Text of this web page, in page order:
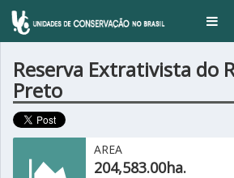
Reserva Extrativista do
Preto
AREA
204,583.00ha.